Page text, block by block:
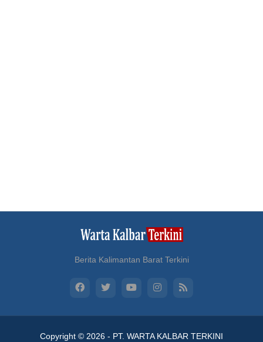
Berita Kalimantan Barat Terkini
Copyright © 2026 - PT. WARTA KALBAR TERKINI